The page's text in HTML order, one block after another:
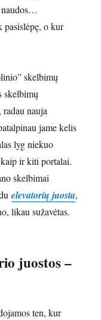
naudos…
pasislėpę, o kur
skelbimų
skelbimų
nauja
jame kelis
lyg niekuo
kaip ir kiti portalai.
skelbimai
elevatorių juosta,
likau sužavėtas.
juostos –
ten, kur